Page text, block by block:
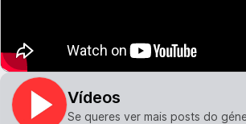
Vídeos
Se queres ver mais posts do